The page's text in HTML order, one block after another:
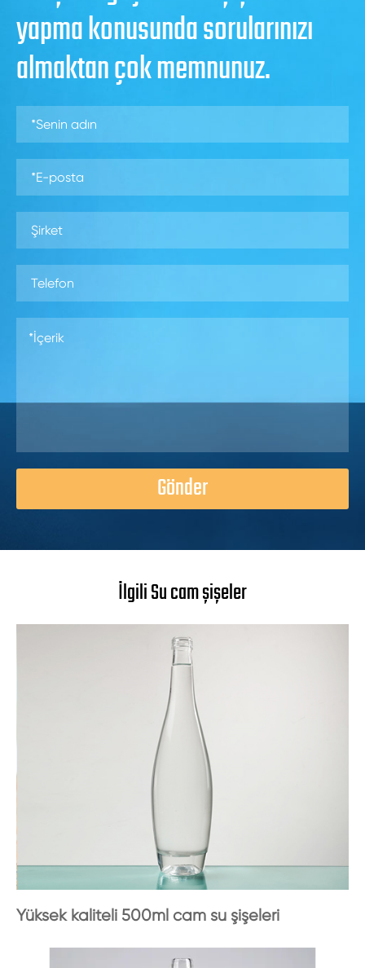
yapma konusunda sorularınızı
almaktan çok memnunuz.
Gönder
İlgili Su cam şişeler
Yüksek kaliteli 500ml cam su şişeleri